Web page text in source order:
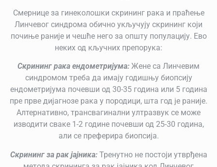
Смернице за гинеколошки скрининг рака и праћење
Линчевог синдрома обично укључују скрининг који
почиње раније и чешће него за општу популацију. Ево
неких од кључних препорука:
Скрининг рака ендометријума: Жене са Линчевим
синдромом треба да имају годишњу биопсију
ендометријума почевши од 30-35 година или 5 година
пре прве дијагнозе рака у породици, шта год је раније.
Алтернативно, трансвагинални ултразвук се може
изводити сваке 1-2 године почевши од 25-30 година,
али се преферира биопсија.
Скрининг за рак јајника: Тренутно не постоји утврђена